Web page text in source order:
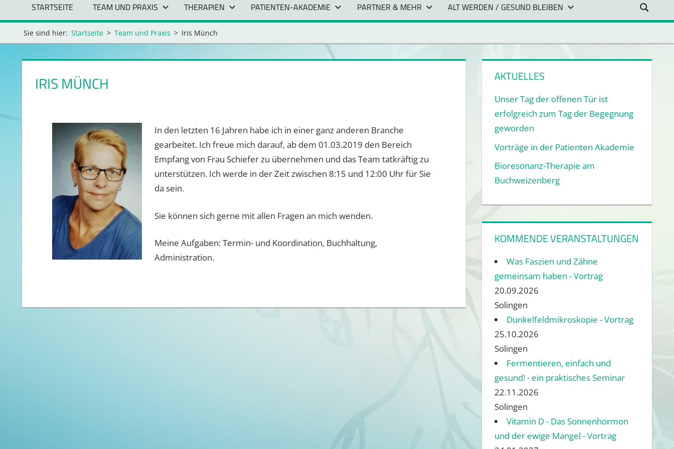
STARTSEITE TEAM UND PRAXIS THERAPIEN PATIENTEN-AKADEMIE PARTNER & MEHR ALT WERDEN / GESUND BLEIBEN
Sie sind hier: Startseite Team und Praxis Iris Münch
IRIS MÜNCH
In den letzten 16 Jahren habe ich in einer ganz anderen Branche
gearbeitet. Ich freue mich darauf, ab dem 01.03.2019 den Bereich
Empfang von Frau Schiefer zu übernehmen und das Team tatkräftig zu
unterstützen. Ich werde in der Zeit zwischen 8:15 und 12:00 Uhr für Sie
da sein.
Sie können sich gerne mit allen Fragen an mich wenden.
Meine Aufgaben: Termin- und Koordination, Buchhaltung,
Administration.
AKTUELLES
Unser Tag der offenen Tür ist
erfolgreich zum Tag der Begegnung
geworden
Vorträge in der Patienten Akademie
Bioresonanz-Therapie am
Buchweizenberg
KOMMENDE VERANSTALTUNGEN
Was Faszien und Zähne
gemeinsam haben - Vortrag
20.09.2026
Solingen
Dunkelfeldmikroskopie - Vortrag
25.10.2026
Solingen
Fermentieren, einfach und
gesund! - ein praktisches Seminar
22.11.2026
Solingen
Vitamin D - Das Sonnenhormon
und der ewige Mangel - Vortrag